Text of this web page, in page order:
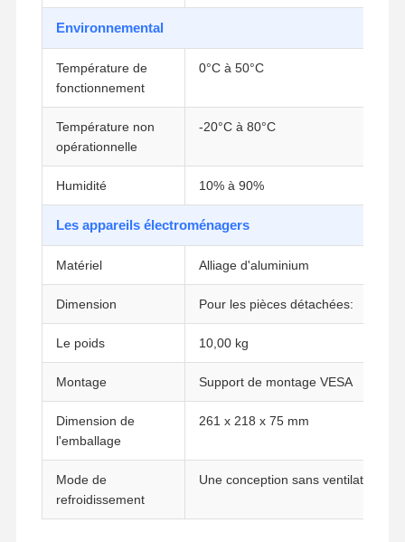
Le Celeron Mini PC
Core Mini PC
Mini PC de bureau
Carte mère industrielle
Carte mère pare-feu
Environnemental
Température de
fonctionnement
0°C à 50°C
Température non
opérationnelle
-20°C à 80°C
Humidité 10% à 90%
Les appareils électroménagers
Matériel Alliage d'aluminium
Dimension Pour les pièces détachées:
Le poids 10,00 kg
Montage Support de montage VESA
Dimension de
l'emballage
261 x 218 x 75 mm
Mode de
refroidissement
Une conception sans ventilateur